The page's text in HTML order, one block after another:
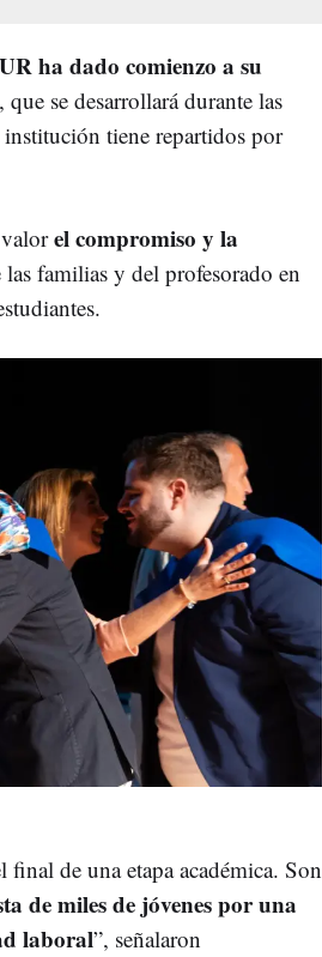
ha dado comienzo a su
, que se desarrollará durante las
tiene repartidos por
el compromiso y la
familias y del profesorado en
final de una etapa académica. Son
de miles de jóvenes por una
laboral”, señalaron